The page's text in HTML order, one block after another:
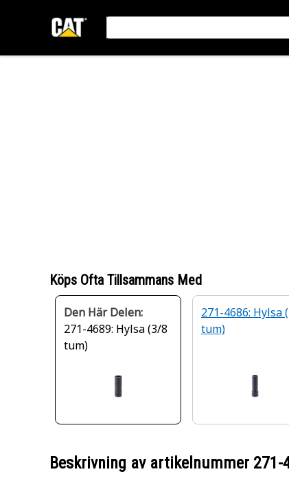
Köps Ofta Tillsammans Med
Den Här Delen:
271-4689: Hylsa (3/8
tum)
271-4686: Hylsa
tum)
Beskrivning av artikelnummer 271-